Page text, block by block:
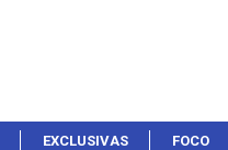
EXCLUSIVAS FOCO